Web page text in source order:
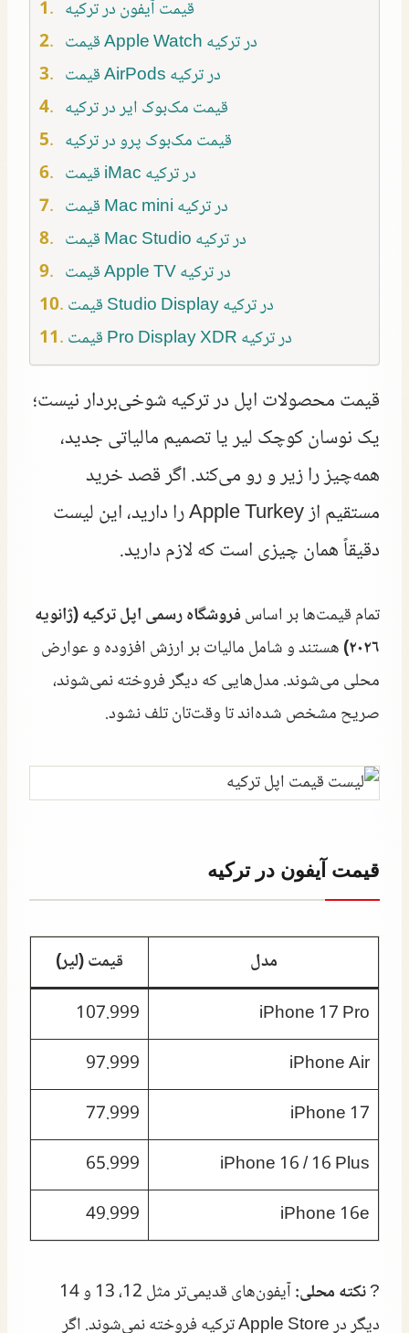
قیمت آیفون در ترکیه
قیمت Apple Watch در ترکیه
قیمت AirPods در ترکیه
قیمت مک‌بوک ایر در ترکیه
قیمت مک‌بوک پرو در ترکیه
قیمت iMac در ترکیه
قیمت Mac mini در ترکیه
قیمت Mac Studio در ترکیه
قیمت Apple TV در ترکیه
قیمت Studio Display در ترکیه
قیمت Pro Display XDR در ترکیه
قیمت محصولات اپل در ترکیه شوخی‌بردار نیست؛
یک نوسان کوچک لیر یا تصمیم مالیاتی جدید،
همه‌چیز را زیر و رو می‌کند. اگر قصد خرید
مستقیم از Apple Turkey را دارید، این لیست
دقیقاً همان چیزی است که لازم دارید.
تمام قیمت‌ها بر اساسفروشگاه رسمی اپل ترکیه (ژانویه
۲۰۲۶) هستند و شامل مالیات بر ارزش افزوده و عوارض
محلی می‌شوند. مدل‌هایی که دیگر فروخته نمی‌شوند،
صریح مشخص شده‌اند تا وقت‌تان تلف نشود.
قیمت آیفون در ترکیه
مدل
قیمت (لیر)
iPhone 17 Pro
107.999
iPhone Air
97.999
iPhone 17
77.999
iPhone 16 / 16 Plus
65.999
iPhone 16e
49.999
?نکته محلی:
آیفون‌های قدیمی‌تر مثل 12، 13 و 14
دیگر در Apple Store ترکیه فروخته نمی‌شوند. اگر